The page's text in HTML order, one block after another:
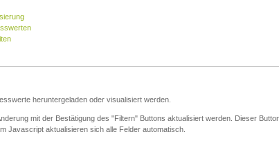
heruntergeladen oder visualisiert werden.
mit der Bestätigung des "Filtern" Buttons aktualisiert werden. Dieser
Javascript aktualisieren sich alle Felder automatisch.